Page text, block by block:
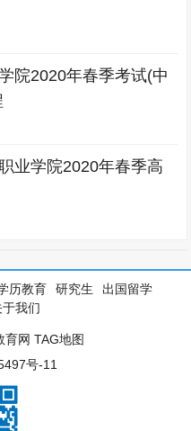
院2020年春季考试(中
业学院2020年春季高
历教育 研究生
出国留学
于我们
育网 TAG地图
号-11